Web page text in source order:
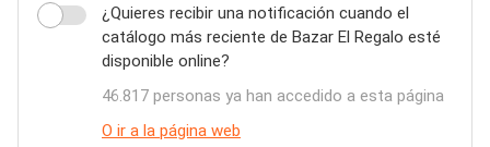
¿Quieres recibir una notificación cuando el
catálogo más reciente de Bazar El Regalo esté
disponible online?
46.817 personas ya han accedido a esta página
O ir a la página web